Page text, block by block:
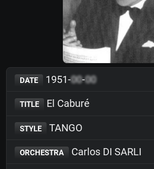
DATE 1951-00-00
TITLE El Caburé
STYLE TANGO
ORCHESTRA Carlos DI SARLI